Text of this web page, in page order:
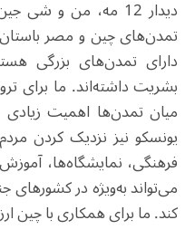
دیدار 12 مه، من و
تمدن‌های چین و مصر
دارای تمدن‌های بزرگی
بشریت داشته‌اند. ما برای
میان تمدن‌ها اهمیت
یونسکو نیز نزدیک کردن
فرهنگی، نمایشگاه‌ها،
می‌تواند به‌ویژه در
کند. ما برای همکاری با چین